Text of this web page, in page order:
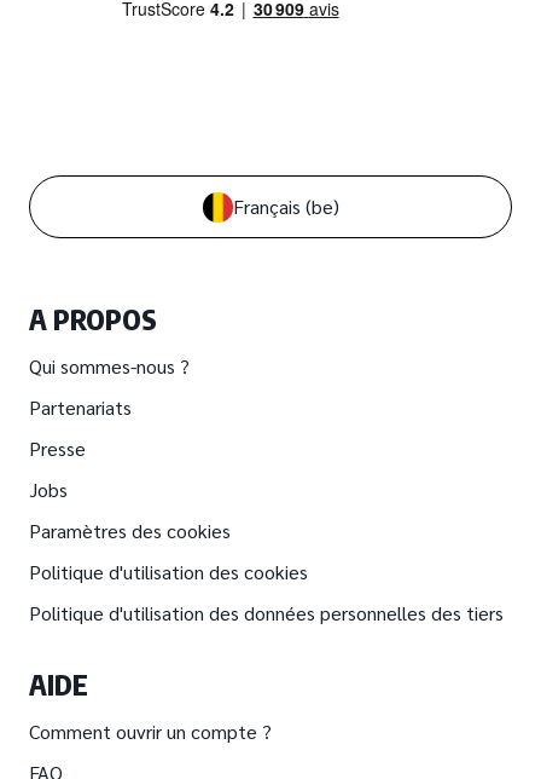
A PROPOS
Qui sommes-nous ?
Partenariats
Presse
Jobs
Paramètres des cookies
Politique d'utilisation des cookies
Politique d'utilisation des données personnelles des tiers
AIDE
Comment ouvrir un compte ?
FAQ
Français (be)